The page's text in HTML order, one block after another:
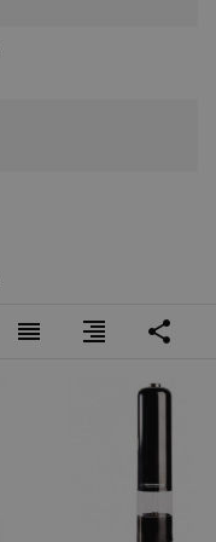
reorder format_align_right share